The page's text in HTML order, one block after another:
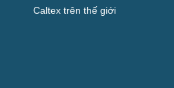
Caltex trên thế giới